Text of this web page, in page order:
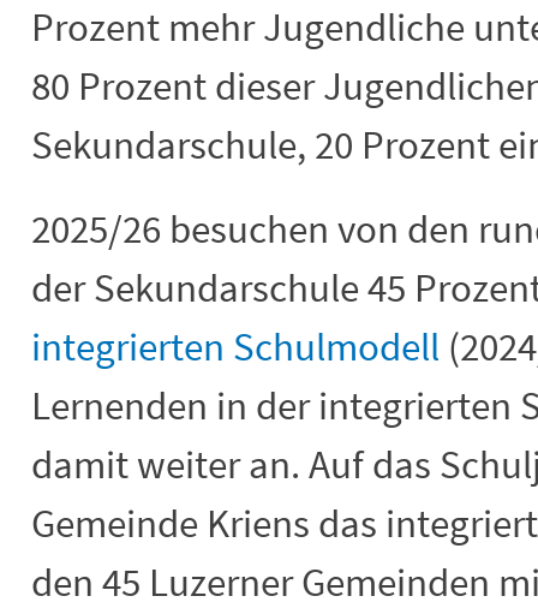
Prozent mehr Jugendliche
80 Prozent dieser
Sekundarschule, 20 Prozent
2025/26 besuchen von den
der Sekundarschule 45
integrierten Schulmodell
Lernenden in der integrierten
damit weiter an. Auf das
Gemeinde Kriens das
den 45 Luzerner Gemeinden